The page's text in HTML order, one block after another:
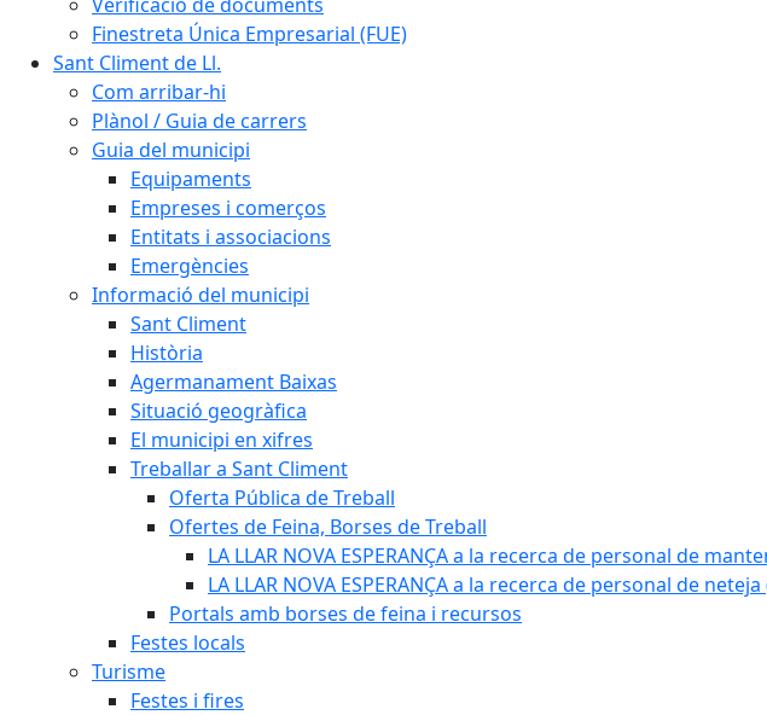
Finestreta Única Empresarial (FUE)
Sant Climent de Ll.
Com arribar-hi
Plànol / Guia de carrers
Guia del municipi
Equipaments
Empreses i comerços
Entitats i associacions
Emergències
Informació del municipi
Sant Climent
Història
Agermanament Baixas
Situació geogràfica
El municipi en xifres
Treballar a Sant Climent
Oferta Pública de Treball
Ofertes de Feina, Borses de Treball
LA LLAR NOVA ESPERANÇA a la recerca de personal de
LA LLAR NOVA ESPERANÇA a la recerca de personal de
Portals amb borses de feina i recursos
Festes locals
Turisme
Festes i fires